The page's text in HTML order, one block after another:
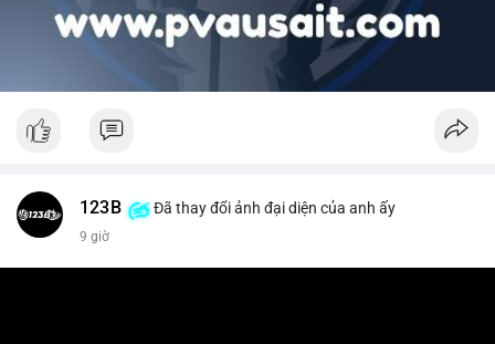
123B Đã thay đổi ảnh đại diện của anh ấy
9 giờ